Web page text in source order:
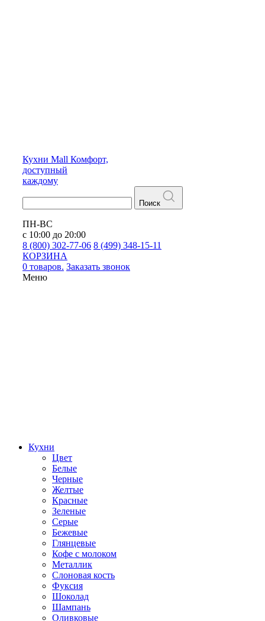
Кухни Mall Комфорт,
доступный
каждому
Поиск
ПН-ВС
с 10:00 до 20:00
8 (800) 302-77-06 8 (499) 348-15-11
КОРЗИНА
0 товаров. Заказать звонок
Меню
Кухни
Цвет
Белые
Черные
Желтые
Красные
Зеленые
Серые
Бежевые
Глянцевые
Кофе с молоком
Металлик
Слоновая кость
Фуксия
Шоколад
Шампань
Оливковые